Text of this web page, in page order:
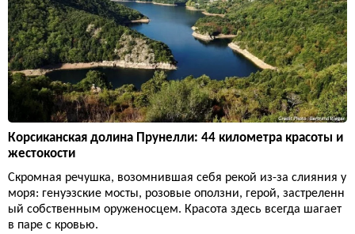
Корсиканская долина Прунелли: 44 километра красоты и
жестокости
Скромная речушка, возомнившая себя рекой из-за слияния у
моря: генуэзские мосты, розовые оползни, герой, застреленн
ый собственным оруженосцем. Красота здесь всегда шагает
в паре с кровью.